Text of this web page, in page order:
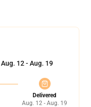
Aug. 12 - Aug. 19
Delivered
Aug. 12 - Aug. 19